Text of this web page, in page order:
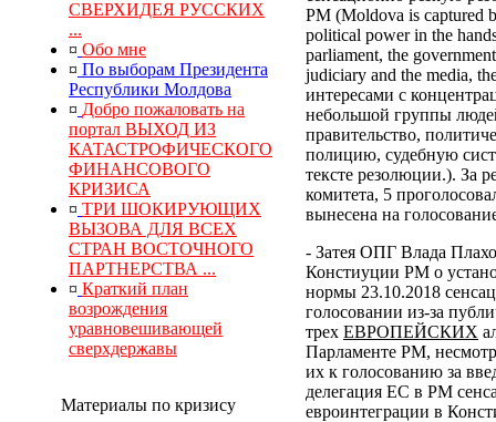
СВЕРХИДЕЯ РУССКИХ
...
¤ Обо мне
¤ По выборам Президента
Республики Молдова
¤ Добро пожаловать на
портал ВЫХОД ИЗ
КАТАСТРОФИЧЕСКОГО
ФИНАНСОВОГО
КРИЗИСА
¤ ТРИ ШОКИРУЮЩИХ
ВЫЗОВА ДЛЯ ВСЕХ
СТРАН ВОСТОЧНОГО
ПАРТНЕРСТВА ...
¤ Краткий план
возрождения
уравновешивающей
сверхдержавы
Материалы по кризису
РМ (Moldova is captured
political power in the
parliament, the
judiciary and the media,
интересами с
небольшой группы
правительство,
полицию, судебную
тексте резолюции.). За
комитета, 5
вынесена на
- Затея ОПГ Влада
Констиуции РМ о
нормы 23.10.2018
голосовании из-за
трех ЕВРОПЕЙСКИХ
Парламенте РМ,
их к голосованию за
делегация ЕС в РМ
евроинтеграции в